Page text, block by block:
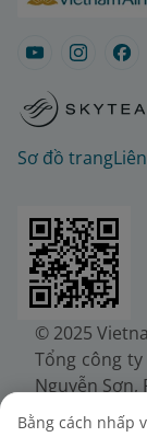
Sơ đồ trang
© 2025
Tổng công ty
Nguyễn Sơn,
Điện thoại:
Bằng cách nhấp